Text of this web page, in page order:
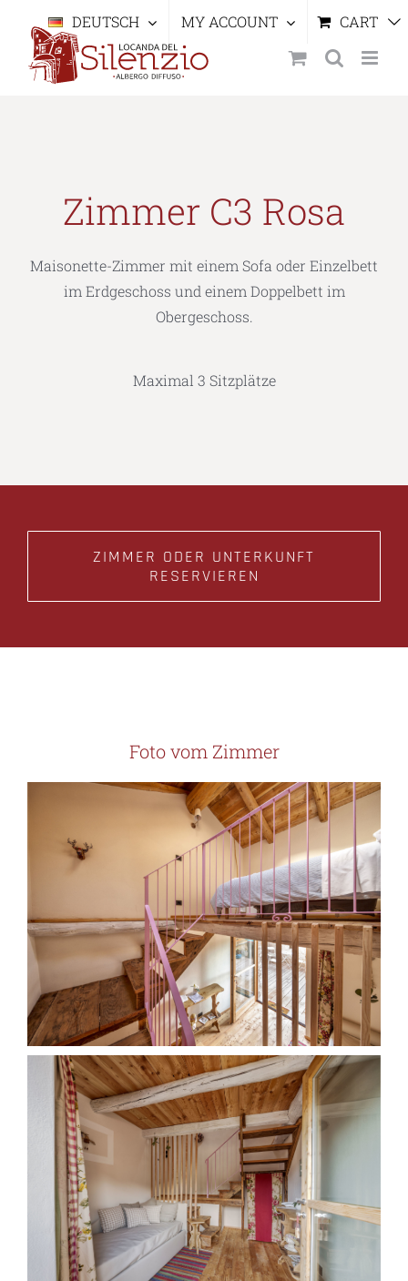
content
DEUTSCH MY ACCOUNT CART
Zimmer C3 Rosa
Maisonette-Zimmer mit einem Sofa oder Einzelbett
im Erdgeschoss und einem Doppelbett im
Obergeschoss.
Maximal 3 Sitzplätze
ZIMMER ODER UNTERKUNFT
RESERVIEREN
Foto vom Zimmer